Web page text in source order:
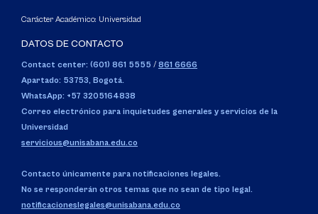
Carácter Académico: Universidad
DATOS DE CONTACTO
Contact center: (601) 861 5555 / 861 6666
Apartado: 53753, Bogotá.
WhatsApp: +57 3205164838
Correo electrónico para inquietudes generales y servicios de la
Universidad
servicious@unisabana.edu.co
Contacto únicamente para notificaciones legales.
No se responderán otros temas que no sean de tipo legal.
notificacioneslegales@unisabana.edu.co